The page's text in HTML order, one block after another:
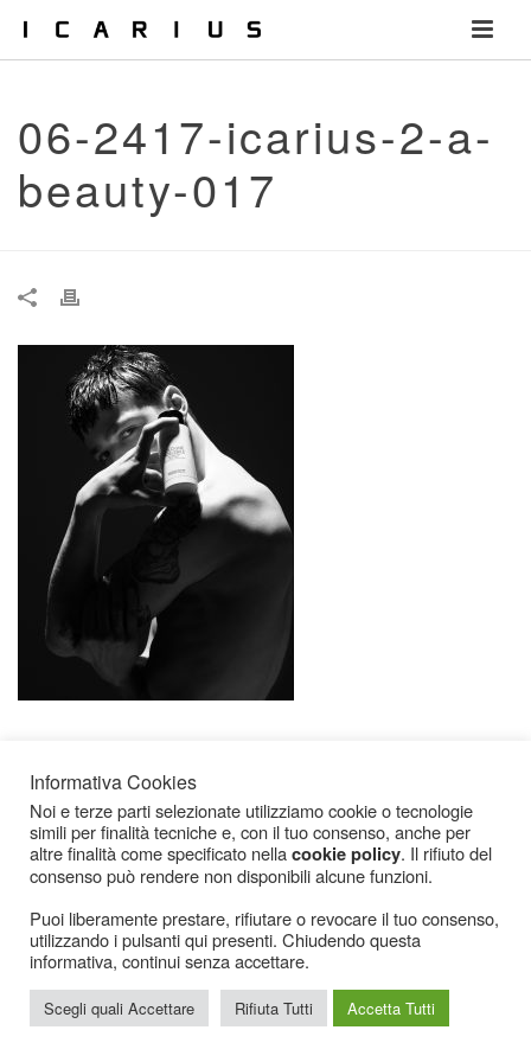
06-2417-icarius-2-a-
beauty-017
Cookies
Informativa Cookies
Noi e terze parti selezionate utilizziamo cookie o tecnologie
simili per finalità tecniche e, con il tuo consenso, anche per
altre finalità come specificato nellacookie policy. Il rifiuto del
consenso può rendere non disponibili alcune funzioni.
Puoi liberamente prestare, rifiutare o revocare il tuo consenso,
utilizzando i pulsanti qui presenti. Chiudendo questa
informativa, continui senza accettare.
Scegli quali Accettare Rifiuta Tutti Accetta Tutti